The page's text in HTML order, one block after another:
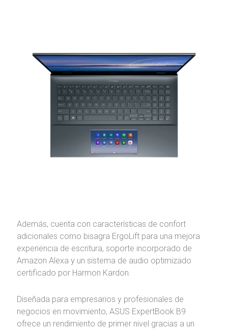
Además, cuenta con características de confort
adicionales como bisagra ErgoLift para una mejora
experiencia de escritura, soporte incorporado de
Amazon Alexa y un sistema de audio optimizado
certificado por Harmon Kardon.
Diseñada para empresarios y profesionales de
negocios en movimiento, ASUS ExpertBook B9
ofrece un rendimiento de primer nivel gracias a un